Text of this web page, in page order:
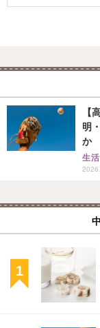
【
明
か
生